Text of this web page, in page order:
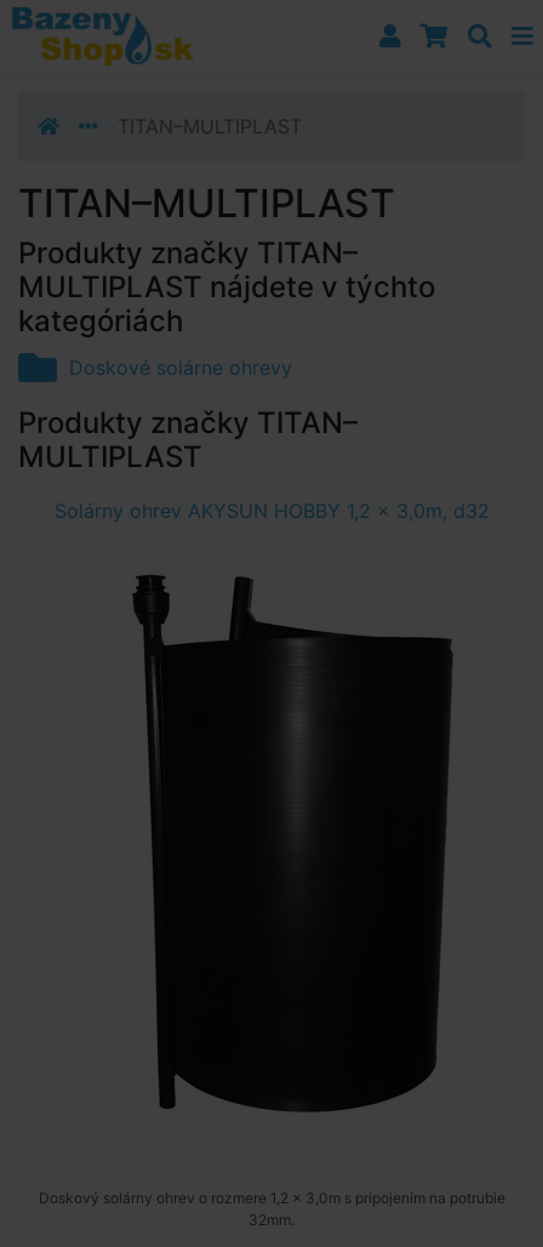
Prejsť k navigácii
Prejsť na obsah
Prejsť k bočnému stĺpci
TITAN–MULTIPLAST
TITAN–MULTIPLAST
Produkty značky TITAN–
MULTIPLAST nájdete v týchto
kategóriách
Doskové solárne ohrevy
Produkty značky TITAN–
MULTIPLAST
Solárny ohrev AKYSUN HOBBY 1,2 x 3,0m, d32
Doskový solárny ohrev o rozmere 1,2 x 3,0m s pripojením na potrubie
32mm.